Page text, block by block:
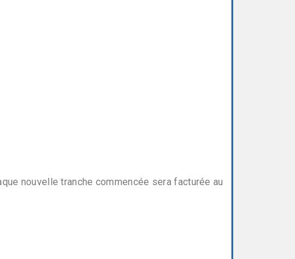
nouvelle tranche commencée sera facturée au